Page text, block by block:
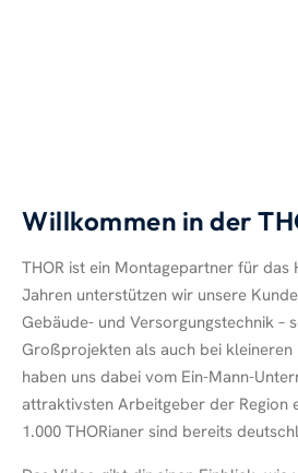
Willkommen in der
THOR ist ein Montagepartner für das
Jahren unterstützen wir unsere
Gebäude- und Versorgungstechnik –
Großprojekten als auch bei kleineren
haben uns dabei vom Ein-Mann-
attraktivsten Arbeitgeber der Region
1.000 THORianer sind bereits